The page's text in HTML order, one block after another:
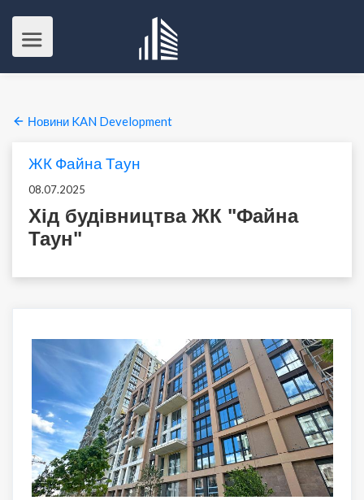
Новини KAN Development
ЖК Файна Таун
08.07.2025
Хід будівництва ЖК "Файна
Таун"